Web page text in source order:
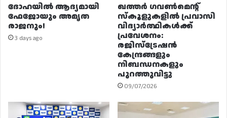
ദോഹയിൽ ആദ്യമായി
ഫേജോയും അമൃത
രാജനും!
3 days ago
ഖത്തർ ഗവൺമെന്റ്
സ്കൂളുകളിൽ പ്രവാസി
വിദ്യാർത്ഥികൾക്ക്
പ്രവേശനം:
രജിസ്ട്രേഷൻ
കേന്ദ്രങ്ങളും
നിബന്ധനകളും
പുറത്തുവിട്ടു
09/07/2026